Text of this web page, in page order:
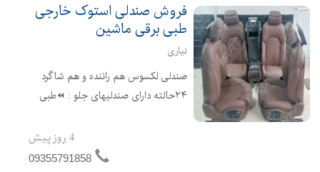
فروش صندلی استوک خارجی
طبی برقی ماشین
نیاری
صندلی لکسوس هم راننده و هم شاگرد
۲۴حالته دارای صندلیهای جلو : ⏪طبی
طبیعی ⏪سرصندلی برقی گودی کمر ۴
حالته ⏪تنظیم ارتفاع دو۲ محوره
4 روز پیش
09355791858